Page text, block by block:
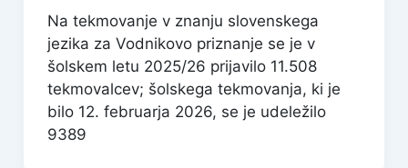
Na tekmovanje v znanju slovenskega
jezika za Vodnikovo priznanje se je v
šolskem letu 2025/26 prijavilo 11.508
tekmovalcev; šolskega tekmovanja, ki je
bilo 12. februarja 2026, se je udeležilo
9389